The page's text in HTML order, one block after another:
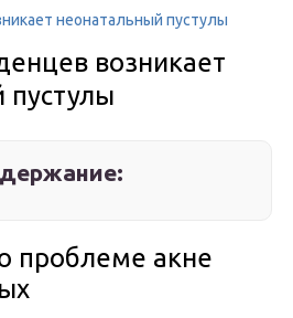
неонатальный пустулы
возникает
пустулы
проблеме акне